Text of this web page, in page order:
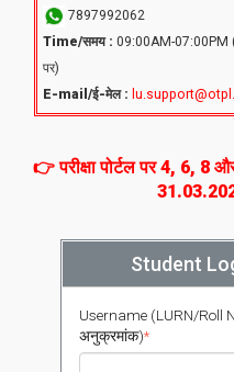
7897992062
Time/समय : 09:00AM-07:00PM
पर)
E-mail/ई-मेल :
👉 परीक्षा पोर्टल पर 4, 6, 8
Student
Username (LURN/Roll
अनुक्रमांक)*